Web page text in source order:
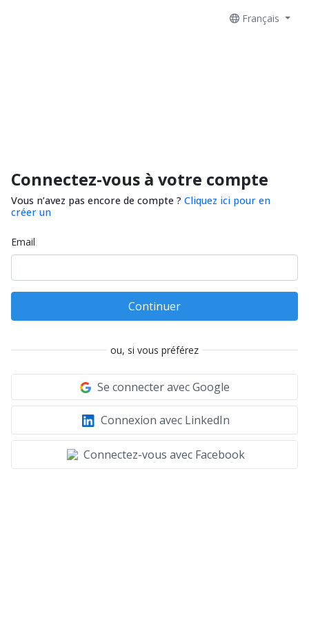
Français
Connectez-vous à votre compte
Vous n’avez pas encore de compte ? Cliquez ici pour en
créer un
Email
Continuer
ou, si vous préférez
Se connecter avec Google
Connexion avec LinkedIn
Connectez-vous avec Facebook